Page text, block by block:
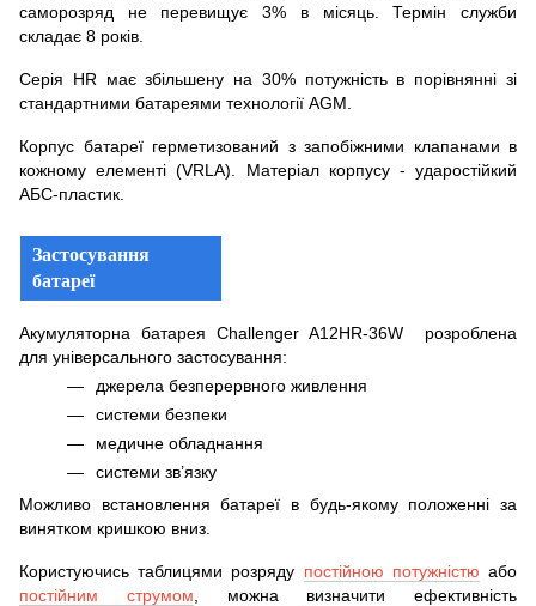
саморозряд не перевищує 3% в місяць. Термін служби
складає 8 років.
Серія HR має збільшену на 30% потужність в порівнянні зі
стандартними батареями технології AGM.
Корпус батареї герметизований з запобіжними клапанами в
кожному елементі (VRLA). Матеріал корпусу - ударостійкий
АБС-пластик.
Застосування
батареї
Акумуляторна батарея Challenger A12HR-36W розроблена
для універсального застосування:
джерела безперервного живлення
системи безпеки
медичне обладнання
системи зв’язку
Можливо встановлення батареї в будь-якому положенні за
винятком кришкою вниз.
Користуючись таблицями розряду постійною потужністю або
постійним струмом , можна визначити ефективність